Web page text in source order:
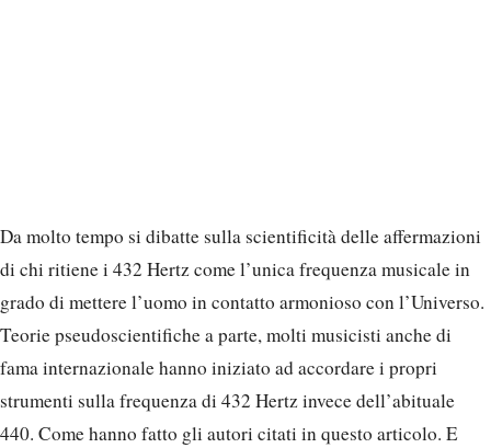
Da molto tempo si dibatte sulla scientificità delle affermazioni
di chi ritiene i 432 Hertz come l’unica frequenza musicale in
grado di mettere l’uomo in contatto armonioso con l’Universo.
Teorie pseudoscientifiche a parte, molti musicisti anche di
fama internazionale hanno iniziato ad accordare i propri
strumenti sulla frequenza di 432 Hertz invece dell’abituale
440. Come hanno fatto gli autori citati in questo articolo. E